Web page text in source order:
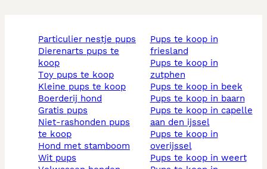
particulier nestje pups
dierenarts pups te
koop
toy pups te koop
kleine pups te koop
boerderij hond
gratis pups
niet-rashonden pups
te koop
hond met stamboom
wit pups
pups te koop in
friesland
pups te koop in
zutphen
pups te koop in beek
pups te koop in baarn
pups te koop in capelle
aan den ijssel
pups te koop in
overijssel
pups te koop in weert